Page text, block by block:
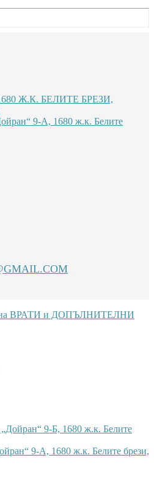
Ж.К. БЕЛИТЕ БРЕЗИ,
9-А, 1680 ж.к. Белите
ВРАТИ и ДОПЪЛНИТЕЛНИ
9-Б, 1680 ж.к. Белите
9-А, 1680 ж.к. Белите брези,